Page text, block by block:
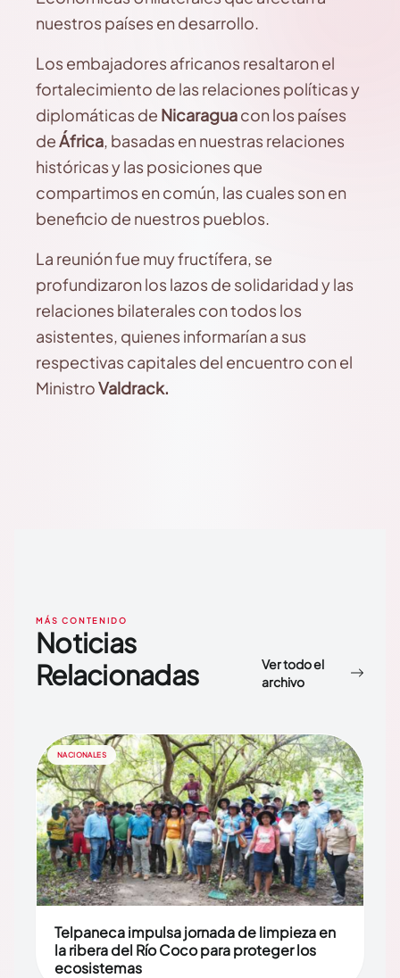
nuestros países en desarrollo.
Los embajadores africanos resaltaron el
fortalecimiento de las relaciones políticas y
diplomáticas de Nicaraguacon los países
deÁfrica, basadas en nuestras relaciones
históricas y las posiciones que
compartimos en común, las cuales son en
beneficio de nuestros pueblos.
La reunión fue muy fructífera, se
profundizaron los lazos de solidaridad y las
relaciones bilaterales con todos los
asistentes, quienes informarían a sus
respectivas capitales del encuentro con el
MinistroValdrack.
MÁS CONTENIDO
Noticias
Relacionadas
Ver todo el
archivo
NACIONALES
Telpaneca impulsa jornada de limpieza en
la ribera del Río Coco para proteger los
ecosistemas